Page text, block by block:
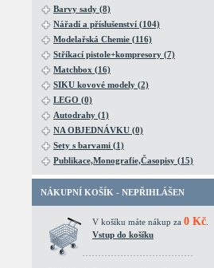
Barvy sady (8)
Nářadí a příslušenství (104)
Modelařská Chemie (116)
Stříkací pistole+kompresory (7)
Matchbox (16)
SIKU kovové modely (2)
LEGO (0)
Autodrahy (1)
NA OBJEDNÁVKU (0)
Sety s barvami (1)
Publikace,Monografie,Časopisy (15)
NÁKUPNÍ KOŠÍK - NEPŘIHLÁŠEN
V košíku máte nákup za 0 Kč
Vstup do košíku